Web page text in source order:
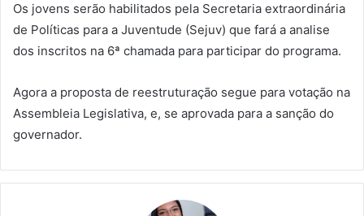
Os jovens serão habilitados pela Secretaria extraordinária
de Políticas para a Juventude (Sejuv) que fará a analise
dos inscritos na 6ª chamada para participar do programa.
Agora a proposta de reestruturação segue para votação na
Assembleia Legislativa, e, se aprovada para a sanção do
governador.